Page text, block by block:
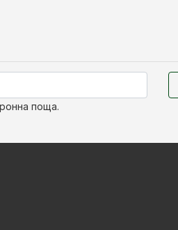
поща.